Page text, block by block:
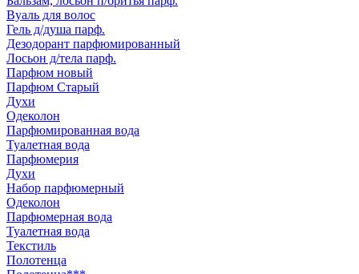
Вуаль для волос
Гель д/душа парф.
Дезодорант парфюмированный
Лосьон д/тела парф.
Парфюм новый
Парфюм Старый
Духи
Одеколон
Парфюмированная вода
Туалетная вода
Парфюмерия
Духи
Набор парфюмерный
Одеколон
Парфюмерная вода
Туалетная вода
Текстиль
Полотенца